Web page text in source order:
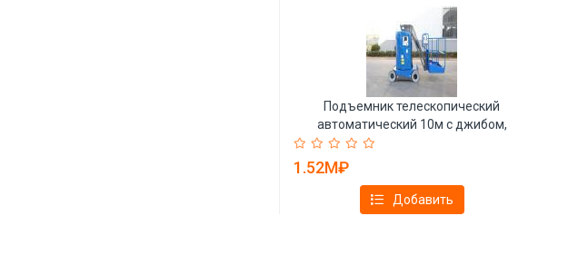
Подъемник телескопический
автоматический 10м с джибом,
сверхмощный (арт. 25-19081308)
1.52M₽
Добавить